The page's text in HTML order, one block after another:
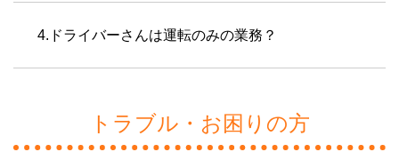
4.ドライバーさんは運転のみの業務？
トラブル・お困りの方